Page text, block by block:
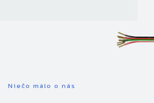
Niečo málo o nás